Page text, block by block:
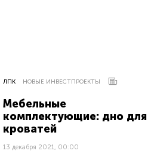
ЛПК НОВЫЕ ИНВЕСТПРОЕКТЫ
Мебельные
комплектующие: дно для
кроватей
13 декабря 2021, 00:00